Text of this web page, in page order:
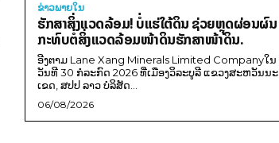
ຂ່າວພາຍ​ໃນ
ຮັກສາສິ່ງແວດລ້ອມ! ບໍ່ແຮ່ໃຕ້ດິນ ຊ່ວຍຫຼຸດຜ່ອນຜົນ
ກະທົບຕໍ່ສິ່ງແວດລ້ອມໜ້າດິນຮັກສາໜ້າດິນ.
ອີງຕາມ Lane Xang Minerals Limited Companyໃນ
ວັນທີ 30 ກໍລະກົດ 2026 ທີ່ເມືອງວິລະບູລີ ແຂວງສະຫວັນນະ
ເຂດ, ສປປ ລາວ ບໍລິສັດ...
06/08/2026